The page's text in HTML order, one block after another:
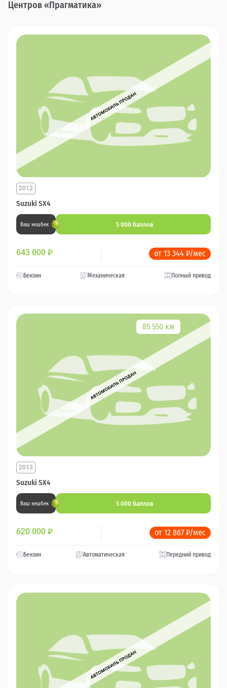
Центров «Прагматика»
Suzuki SX4
2012
Ваш кешбек 5 000 баллов
643 000 ₽ от 13 344 ₽/мес
Бензин Механическая Полный привод
85 550 км
Suzuki SX4
2013
Ваш кешбек 5 000 баллов
620 000 ₽ от 12 867 ₽/мес
Бензин Автоматическая Передний привод